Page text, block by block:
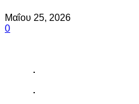
Μαΐου 25, 2026
0